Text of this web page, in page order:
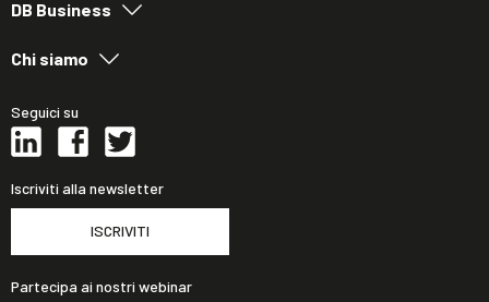
DB Business
Chi siamo
Seguici su
Iscriviti alla newsletter
ISCRIVITI
Partecipa ai nostri webinar